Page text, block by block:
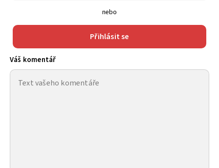
nebo
Přihlásit se
Váš komentář